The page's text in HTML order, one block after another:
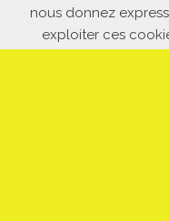
nous donnez
exploiter ces